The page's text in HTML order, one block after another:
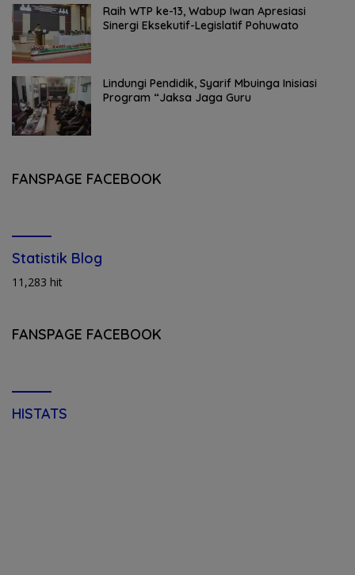
Raih WTP ke-13, Wabup Iwan Apresiasi
Sinergi Eksekutif-Legislatif Pohuwato
Lindungi Pendidik, Syarif Mbuinga Inisiasi
Program “Jaksa Jaga Guru
FANSPAGE FACEBOOK
Statistik Blog
11,283 hit
FANSPAGE FACEBOOK
HISTATS